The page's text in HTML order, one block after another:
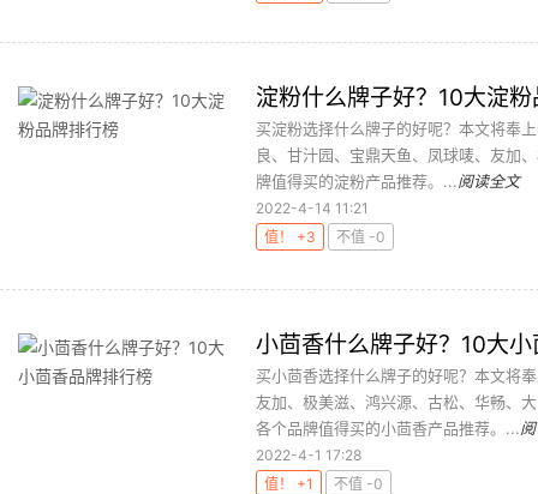
淀粉什么牌子好？10大淀
买淀粉选择什么牌子的好呢？本文将奉
良、甘汁园、宝鼎天鱼、凤球唛、友加
牌值得买的淀粉产品推荐。...阅读全文
2022-4-14 11:21
值！ +3
不值 -0
小茴香什么牌子好？10大
买小茴香选择什么牌子的好呢？本文将
友加、极美滋、鸿兴源、古松、华畅、
各个品牌值得买的小茴香产品推荐。...
2022-4-1 17:28
值！ +1
不值 -0